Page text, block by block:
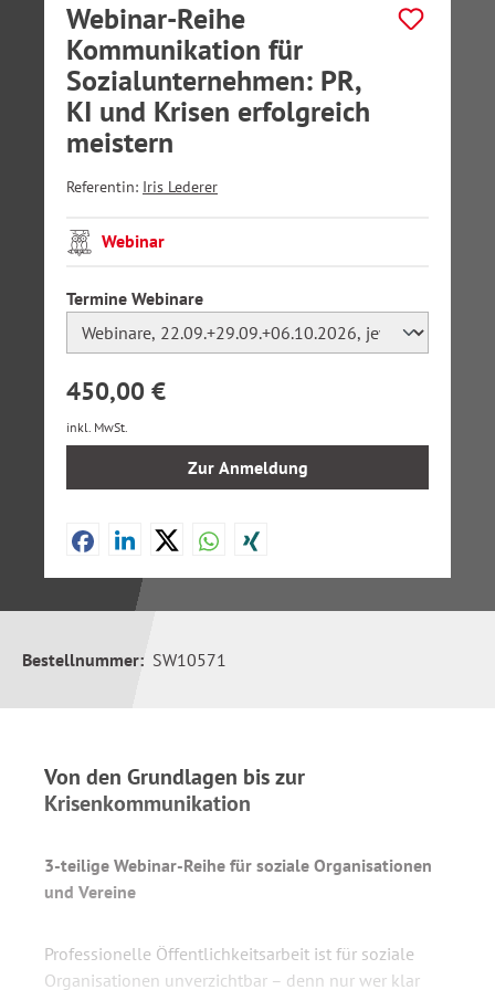
Webinar-Reihe
Kommunikation für
Sozialunternehmen: PR,
KI und Krisen erfolgreich
meistern
Referentin: Iris Lederer
Webinar
Termine Webinareauswählen
450,00 €
inkl. MwSt.
Zur Anmeldung
Bestellnummer: SW10571
Von den Grundlagen bis zur
Krisenkommunikation
3-teilige Webinar-Reihe für soziale Organisationen
und Vereine
Professionelle Öffentlichkeitsarbeit ist für soziale
Organisationen unverzichtbar – denn nur wer klar